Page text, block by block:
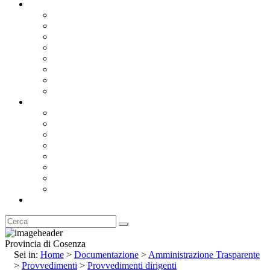
Provincia di Cosenza
Sei in: Home > Documentazione > Amministrazione Trasparente
> Provvedimenti > Provvedimenti dirigenti